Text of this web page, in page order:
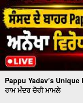
Pappu Yadav’s
ਰਾਮ ਮੰਦਰ ਚੋਰੀ ਮਾਮਲੇ